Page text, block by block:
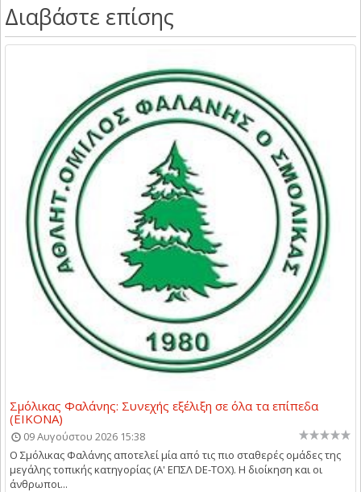
Διαβάστε επίσης
Σμόλικας Φαλάνης: Συνεχής εξέλιξη σε όλα τα επίπεδα
(ΕΙΚΟΝΑ)
09 Αυγούστου 2026 15:38
Ο Σμόλικας Φαλάνης αποτελεί μία από τις πιο σταθερές ομάδες της
μεγάλης τοπικής κατηγορίας (Α' ΕΠΣΛ DE-TOX). Η διοίκηση και οι
άνθρωποι...